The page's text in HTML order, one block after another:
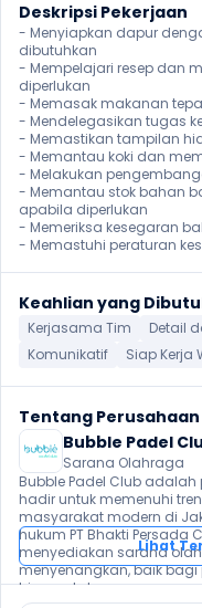
Deskripsi Pekerjaan
- Menyiapkan dapur
dibutuhkan
- Mempelajari resep dan
diperlukan
- Memasak makanan
- Mendelegasikan tugas
- Memastikan tampilan
- Memantau koki dan
- Melakukan
- Memantau stok bahan
apabila diperlukan
- Memeriksa kesegaran
- Memastuhi peraturan
Keahlian yang
Kerjasama Tim Detail
Komunikatif
Siap Kerja
Tentang Perusahaan
Bubble Padel
Sarana Olahraga
Bubble Padel Club
hadir untuk memenuhi
masyarakat modern di
hukum PT Bhakti Persada
menyediakan sarana
menyenangkan, baik
hingga keluarga yang
Lihat